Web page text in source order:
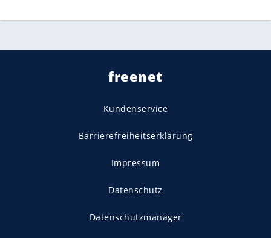
freenet
Kundenservice
Barrierefreiheitserklärung
Impressum
Datenschutz
Datenschutzmanager